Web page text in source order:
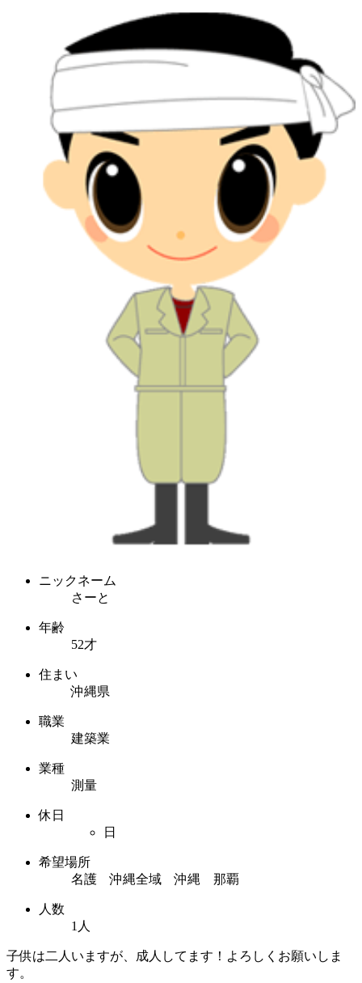
ニックネーム
さーと
年齢
52才
住まい
沖縄県
職業
建築業
業種
測量
休日
日
希望場所
名護 沖縄全域 沖縄 那覇
人数
1人
子供は二人いますが、成人してます！よろしくお願いしま
す。